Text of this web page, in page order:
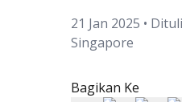
21 Jan 2025 •
Singapore
Bagikan Ke